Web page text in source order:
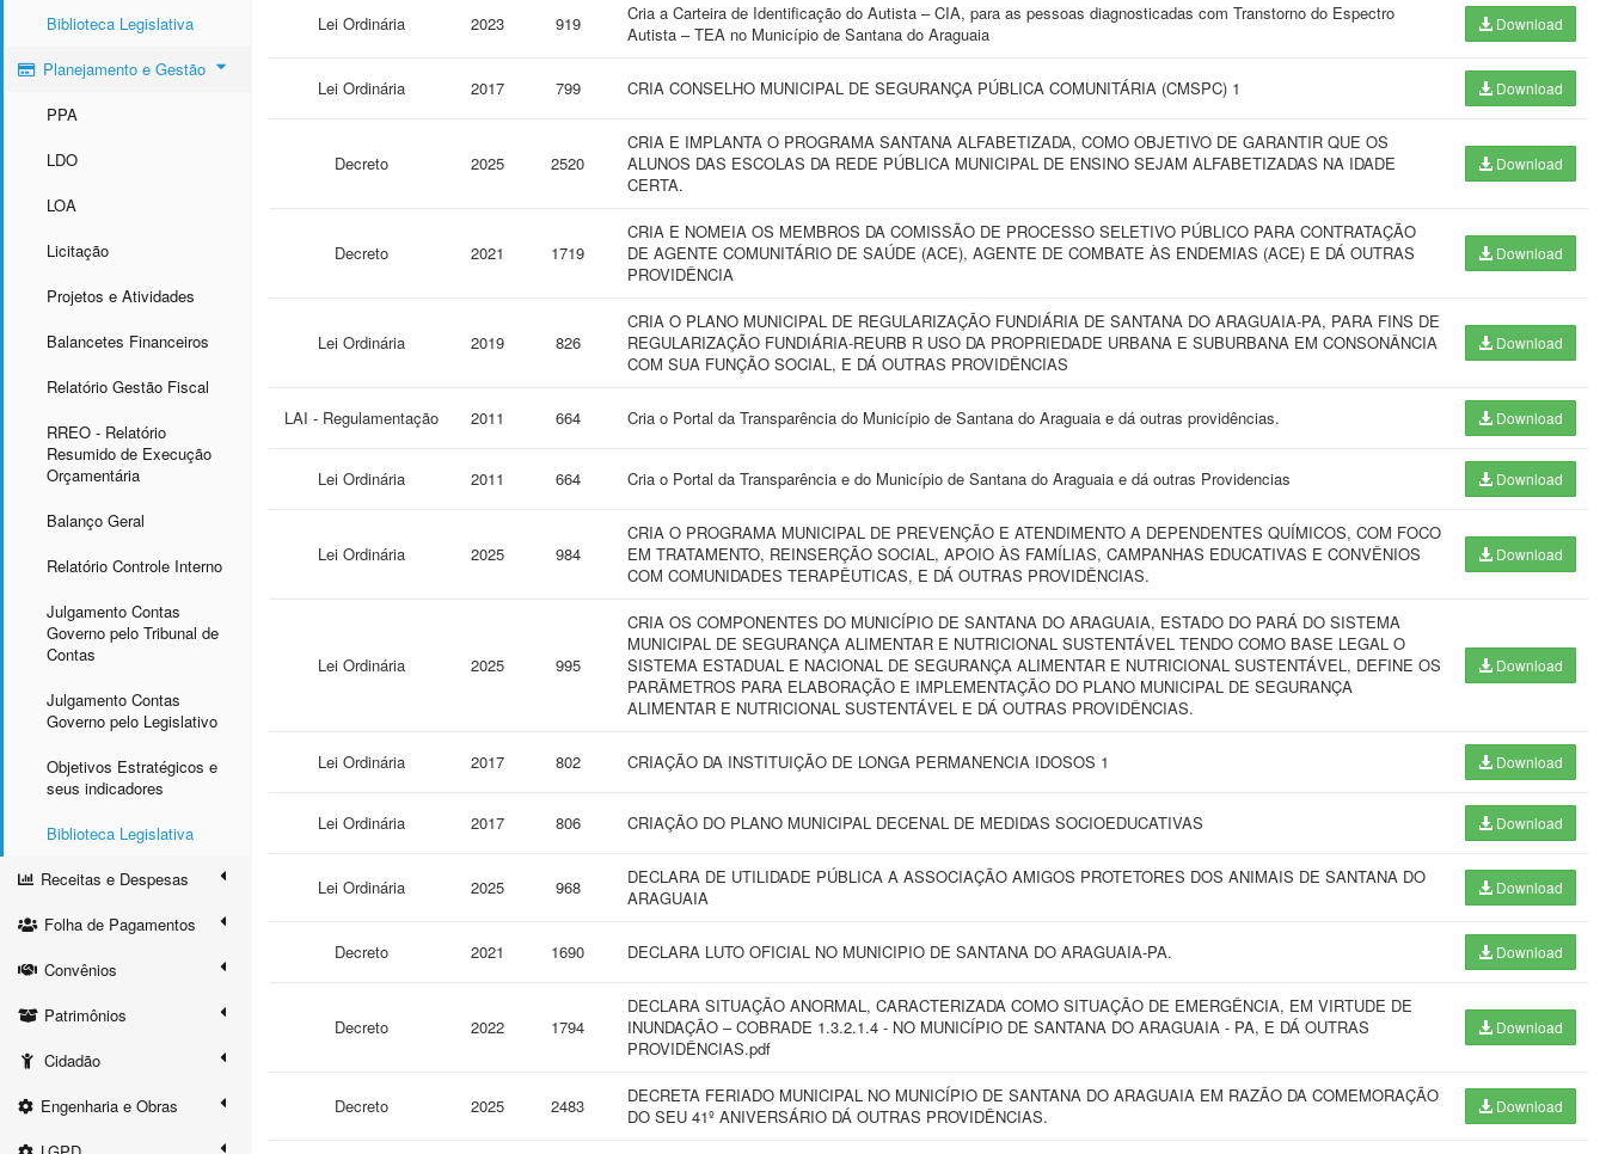
Biblioteca Legislativa
Planejamento e Gestão
PPA
LDO
LOA
Licitação
Projetos e Atividades
Balancetes Financeiros
Relatório Gestão Fiscal
RREO - Relatório
Resumido de Execução
Orçamentária
Balanço Geral
Relatório Controle Interno
Julgamento Contas
Governo pelo Tribunal de
Contas
Julgamento Contas
Governo pelo Legislativo
Objetivos Estratégicos e
seus indicadores
Biblioteca Legislativa
Receitas e Despesas
Folha de Pagamentos
Convênios
Patrimônios
Cidadão
Engenharia e Obras
Lei Ordinária 2023 919
Cria a Carteira de Identificação do Autista – CIA, para as pessoas diagnosticadas com Transtorno do Espectro
Autista – TEA no Município de Santana do Araguaia
Download
Lei Ordinária 2017 799 CRIA CONSELHO MUNICIPAL DE SEGURANÇA PÚBLICA COMUNITÁRIA (CMSPC) 1 Download
Decreto 2025 2520
CRIA E IMPLANTA O PROGRAMA SANTANA ALFABETIZADA, COMO OBJETIVO DE GARANTIR QUE OS
ALUNOS DAS ESCOLAS DA REDE PÚBLICA MUNICIPAL DE ENSINO SEJAM ALFABETIZADAS NA IDADE
CERTA.
Download
Decreto 2021 1719
CRIA E NOMEIA OS MEMBROS DA COMISSÃO DE PROCESSO SELETIVO PÚBLICO PARA CONTRATAÇÃO
DE AGENTE COMUNITÁRIO DE SAÚDE (ACE), AGENTE DE COMBATE ÀS ENDEMIAS (ACE) E DÁ OUTRAS
PROVIDÊNCIA
Download
Lei Ordinária 2019 826
CRIA O PLANO MUNICIPAL DE REGULARIZAÇÃO FUNDIÁRIA DE SANTANA DO ARAGUAIA-PA, PARA FINS DE
REGULARIZAÇÃO FUNDIÁRIA-REURB R USO DA PROPRIEDADE URBANA E SUBURBANA EM CONSONÂNCIA
COM SUA FUNÇÃO SOCIAL, E DÁ OUTRAS PROVIDÊNCIAS
Download
LAI - Regulamentação 2011 664 Cria o Portal da Transparência do Município de Santana do Araguaia e dá outras providências. Download
Lei Ordinária 2011 664 Cria o Portal da Transparência e do Município de Santana do Araguaia e dá outras Providencias Download
Lei Ordinária 2025 984
CRIA O PROGRAMA MUNICIPAL DE PREVENÇÃO E ATENDIMENTO A DEPENDENTES QUÍMICOS, COM FOCO
EM TRATAMENTO, REINSERÇÃO SOCIAL, APOIO ÀS FAMÍLIAS, CAMPANHAS EDUCATIVAS E CONVÊNIOS
COM COMUNIDADES TERAPÊUTICAS, E DÁ OUTRAS PROVIDÊNCIAS.
Download
Lei Ordinária 2025 995
CRIA OS COMPONENTES DO MUNICÍPIO DE SANTANA DO ARAGUAIA, ESTADO DO PARÁ DO SISTEMA
MUNICIPAL DE SEGURANÇA ALIMENTAR E NUTRICIONAL SUSTENTÁVEL TENDO COMO BASE LEGAL O
SISTEMA ESTADUAL E NACIONAL DE SEGURANÇA ALIMENTAR E NUTRICIONAL SUSTENTÁVEL, DEFINE OS
PARÂMETROS PARA ELABORAÇÃO E IMPLEMENTAÇÃO DO PLANO MUNICIPAL DE SEGURANÇA
ALIMENTAR E NUTRICIONAL SUSTENTÁVEL E DÁ OUTRAS PROVIDÊNCIAS.
Download
Lei Ordinária 2017 802 CRIAÇÃO DA INSTITUIÇÃO DE LONGA PERMANENCIA IDOSOS 1 Download
Lei Ordinária 2017 806 CRIAÇÃO DO PLANO MUNICIPAL DECENAL DE MEDIDAS SOCIOEDUCATIVAS Download
Lei Ordinária 2025 968
DECLARA DE UTILIDADE PÚBLICA A ASSOCIAÇÃO AMIGOS PROTETORES DOS ANIMAIS DE SANTANA DO
ARAGUAIA
Download
Decreto 2021 1690 DECLARA LUTO OFICIAL NO MUNICIPIO DE SANTANA DO ARAGUAIA-PA. Download
Decreto 2022 1794
DECLARA SITUAÇÃO ANORMAL, CARACTERIZADA COMO SITUAÇÃO DE EMERGÊNCIA, EM VIRTUDE DE
INUNDAÇÃO – COBRADE 1.3.2.1.4 - NO MUNICÍPIO DE SANTANA DO ARAGUAIA - PA, E DÁ OUTRAS
PROVIDÊNCIAS.pdf
Download
Decreto 2025 2483
DECRETA FERIADO MUNICIPAL NO MUNICÍPIO DE SANTANA DO ARAGUAIA EM RAZÃO DA COMEMORAÇÃO
DO SEU 41º ANIVERSÁRIO DÁ OUTRAS PROVIDÊNCIAS.
Download